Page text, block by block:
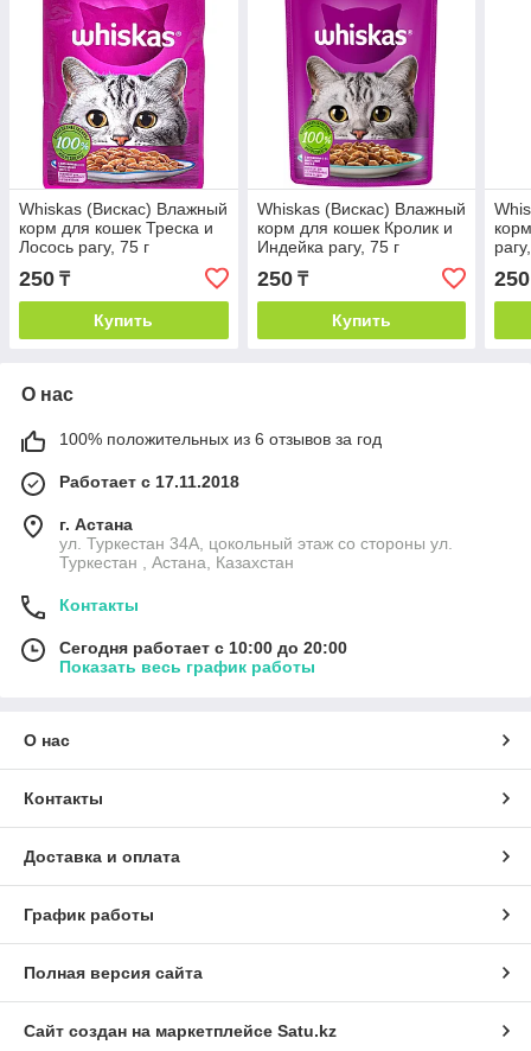
Whiskas (Вискас) Влажный
корм для кошек Треска и
Лосось рагу, 75 г
250 ₸
Купить
Whiskas (Вискас) Влажный
корм для кошек Кролик и
Индейка рагу, 75 г
250₸
Купить
250
О нас
100% положительных из 6 отзывов за год
Работает с 17.11.2018
г. Астана
ул. Туркестан 34А, цокольный этаж со стороны ул.
Туркестан , Астана, Казахстан
Контакты
Сегодня работает с 10:00 до 20:00
Показать весь график работы
О нас
Контакты
Доставка и оплата
График работы
Полная версия сайта
Сайт создан на маркетплейсе Satu.kz